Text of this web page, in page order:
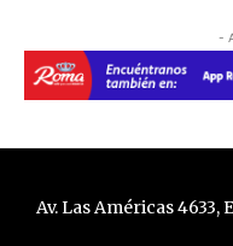
-
Av. Las Américas 4633,